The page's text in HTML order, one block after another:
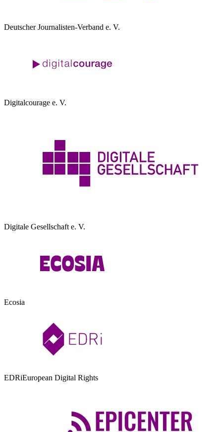
Deutscher Journalisten-Verband e. V.
Digitalcourage e. V.
Digitale Gesellschaft e. V.
Ecosia
EDRiEuropean Digital Rights